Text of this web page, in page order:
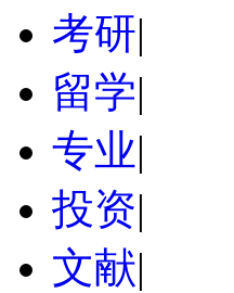
考研|
留学|
专业|
投资|
文献|